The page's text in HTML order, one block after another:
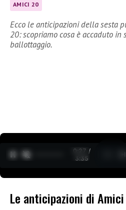
AMICI 20
Ecco le anticipazioni della sesta
20: scopriamo cosa è accaduto
ballottaggio.
0:27 /
3:35
Le anticipazioni di